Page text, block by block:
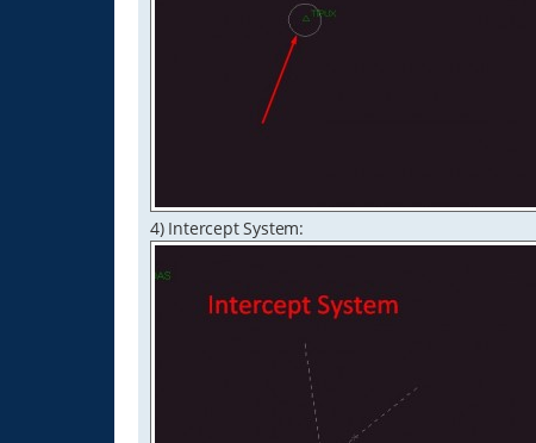
4) Intercept System: